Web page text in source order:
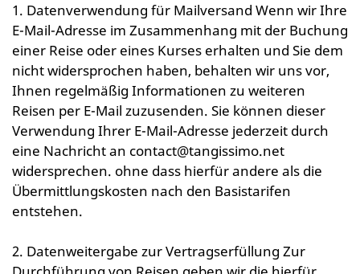
1. Datenverwendung für Mailversand Wenn wir Ihre
E-Mail-Adresse im Zusammenhang mit der Buchung
einer Reise oder eines Kurses erhalten und Sie dem
nicht widersprochen haben, behalten wir uns vor,
Ihnen regelmäßig Informationen zu weiteren
Reisen per E-Mail zuzusenden. Sie können dieser
Verwendung Ihrer E-Mail-Adresse jederzeit durch
eine Nachricht an contact@tangissimo.net
widersprechen. ohne dass hierfür andere als die
Übermittlungskosten nach den Basistarifen
entstehen.
2. Datenweitergabe zur Vertragserfüllung Zur